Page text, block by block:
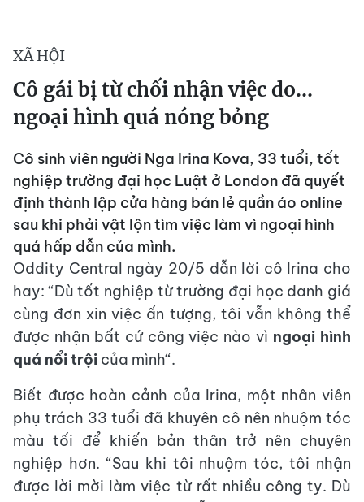
XÃ HỘI
Cô gái bị từ chối nhận việc do…
ngoại hình quá nóng bỏng
Cô sinh viên người Nga Irina Kova, 33 tuổi, tốt
nghiệp trường đại học Luật ở London đã quyết
định thành lập cửa hàng bán lẻ quần áo online
sau khi phải vật lộn tìm việc làm vì ngoại hình
quá hấp dẫn của mình.
Oddity Central ngày 20/5 dẫn lời cô Irina cho
hay: “Dù tốt nghiệp từ trường đại học danh giá
cùng đơn xin việc ấn tượng, tôi vẫn không thể
được nhận bất cứ công việc nào vì ngoại hình
quá nổi trội của mình“.
Biết được hoàn cảnh của Irina, một nhân viên
phụ trách 33 tuổi đã khuyên cô nên nhuộm tóc
màu tối để khiến bản thân trở nên chuyên
nghiệp hơn. “Sau khi tôi nhuộm tóc, tôi nhận
được lời mời làm việc từ rất nhiều công ty. Dù